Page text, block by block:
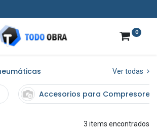
0
Ver todas
Accesorios para Compresores
3 items encontrados